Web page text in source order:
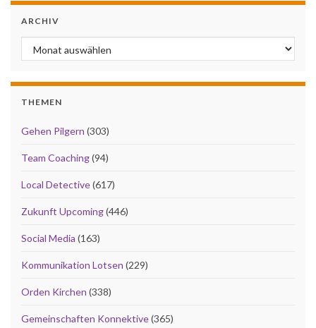
ARCHIV
Archiv
THEMEN
Gehen Pilgern (303)
Team Coaching(94)
Local Detective(617)
Zukunft Upcoming(446)
Social Media (163)
Kommunikation Lotsen (229)
Orden Kirchen (338)
Gemeinschaften Konnektive(365)